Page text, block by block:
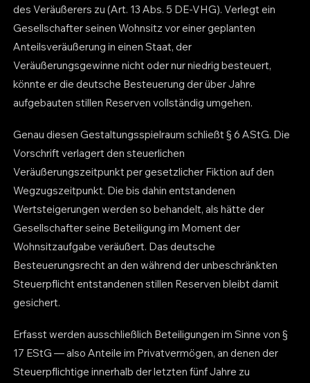
des Veräußerers zu (Art. 13 Abs. 5 DE-VHG). Verlegt ein
Gesellschafter seinen Wohnsitz vor einer geplanten
Anteilsveräußerung in einen Staat, der
Veräußerungsgewinne nicht oder nur niedrig besteuert,
könnte er die deutsche Besteuerung der über Jahre
aufgebauten stillen Reserven vollständig umgehen.
Genau diesen Gestaltungsspielraum schließt § 6 AStG. Die
Vorschrift verlagert den steuerlichen
Veräußerungszeitpunkt per gesetzlicher Fiktion auf den
Wegzugszeitpunkt. Die bis dahin entstandenen
Wertsteigerungen werden so behandelt, als hätte der
Gesellschafter seine Beteiligung im Moment der
Wohnsitzaufgabe veräußert. Das deutsche
Besteuerungsrecht an den während der unbeschränkten
Steuerpflicht entstandenen stillen Reserven bleibt damit
gesichert.
Erfasst werden ausschließlich Beteiligungen im Sinne von §
17 EStG — also Anteile im Privatvermögen, an denen der
Steuerpflichtige innerhalb der letzten fünf Jahre zu